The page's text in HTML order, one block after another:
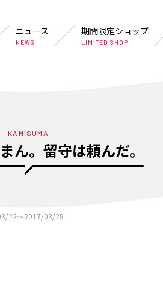
ニュース
NEWS
期間限定ショップ
LIMITED SHOP
KAMISUMA
ん。留守は頼んだ。
22〜2017/03/28